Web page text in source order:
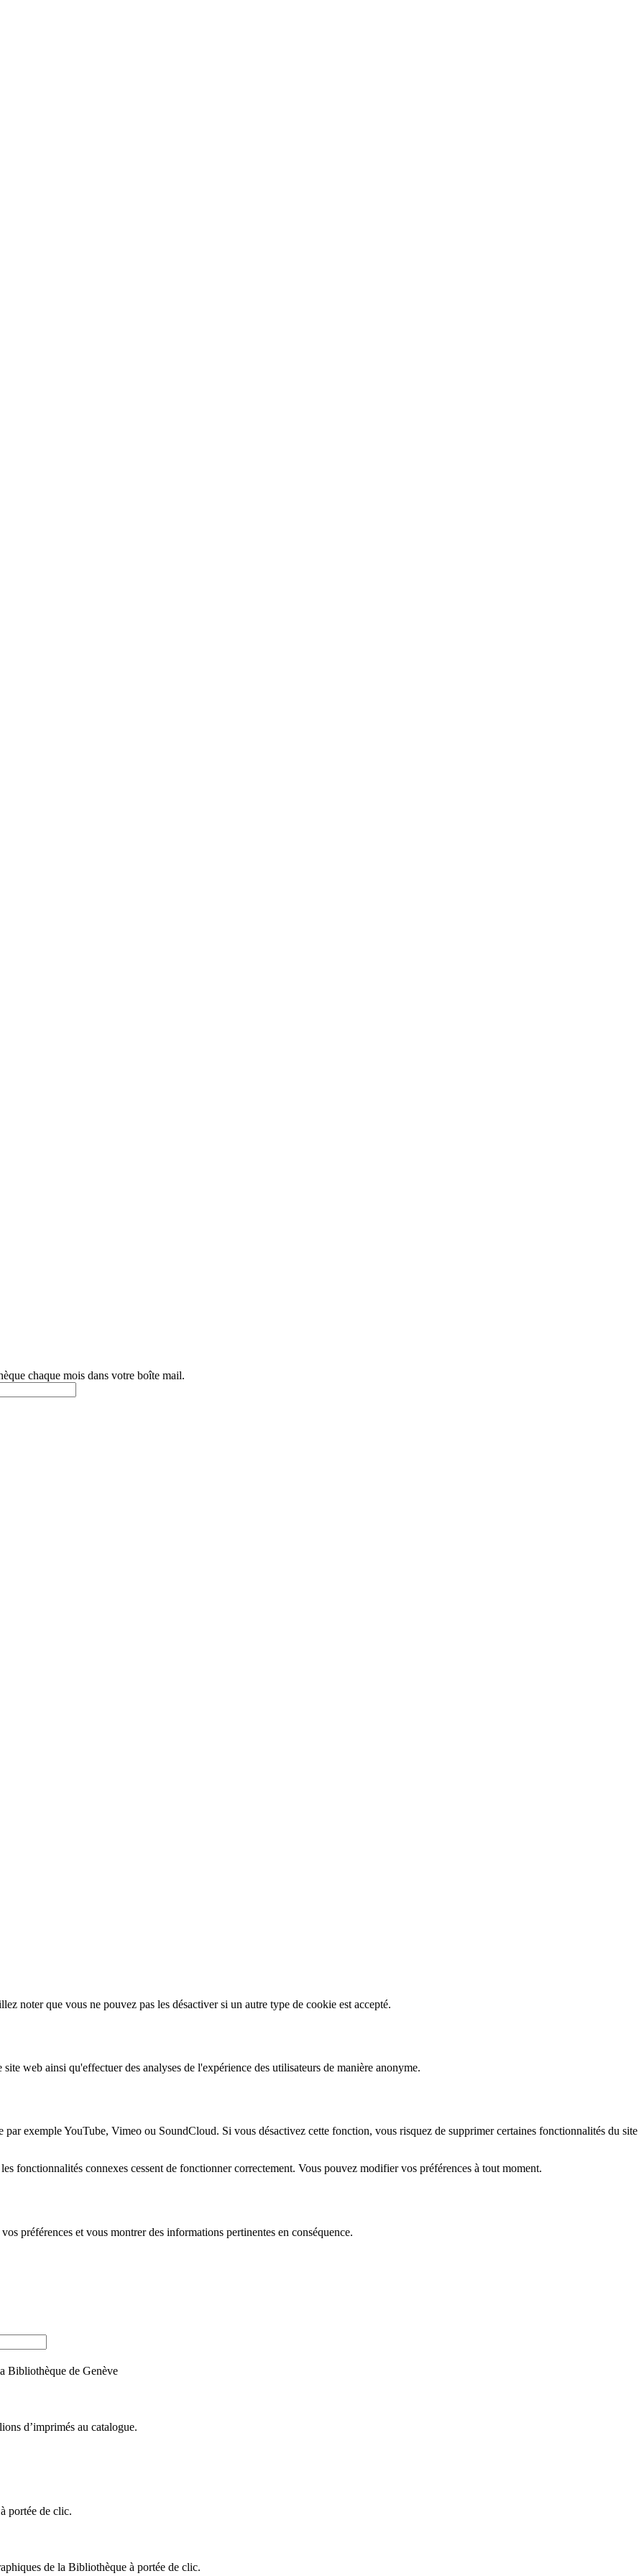
chaque mois dans votre boîte mail.
noter que vous ne pouvez pas les désactiver si un autre type de cookie est accepté.
web ainsi qu'effectuer des analyses de l'expérience des utilisateurs de manière anonyme.
exemple YouTube, Vimeo ou SoundCloud. Si vous désactivez cette fonction, vous risquez de supprimer certaines fonctionnalités du site
fonctionnalités connexes cessent de fonctionner correctement. Vous pouvez modifier vos préférences à tout moment.
préférences et vous montrer des informations pertinentes en conséquence.
Bibliothèque de Genève
d’imprimés au catalogue.
portée de clic.
de la Bibliothèque à portée de clic.